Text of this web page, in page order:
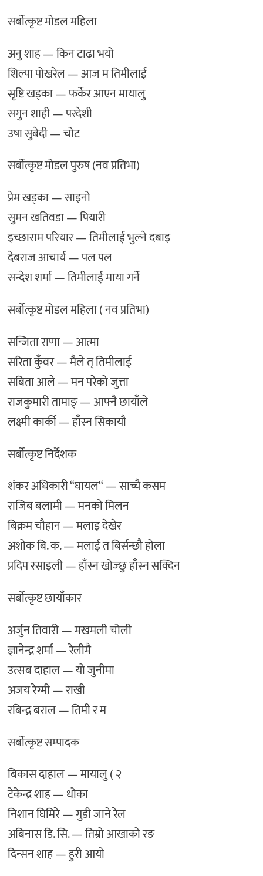
सर्बोत्कृष्ट मोडल महिला
अनु शाह — किन टाढा भयो
शिल्पा पोखरेल — आज म तिमीलाई
सृष्टि खड्का — फर्केर आएन मायालु
सगुन शाही — परदेशी
उषा सुबेदी — चोट
सर्बोत्कृष्ट मोडल पुरुष (नव प्रतिभा)
प्रेम खड्का — साइनो
सुमन खतिवडा — पियारी
इच्छाराम परियार — तिमीलाई भुल्ने दबाइ
देबराज आचार्य — पल पल
सन्देश शर्मा — तिमीलाई माया गर्ने
सर्बोत्कृष्ट मोडल महिला ( नव प्रतिभा)
सन्जिता राणा — आत्मा
सरिता कुँवर — मैले त् तिमीलाई
सबिता आले — मन परेको जुत्ता
राजकुमारी तामाङ् — आफ्नै छायाँले
लक्ष्मी कार्की — हाँस्न सिकायौ
सर्बोत्कृष्ट निर्देशक
शंकर अधिकारी “घायल“ — साच्चै कसम
राजिब बलामी — मनको मिलन
बिक्रम चौहान — मलाइ देखेर
अशोक बि. क. — मलाई त बिर्सन्छौ होला
प्रदिप रसाइली — हाँस्न खोज्छु हाँस्न सक्दिन
सर्बोत्कृष्ट छायाँकार
अर्जुन तिवारी — मखमली चोली
ज्ञानेन्द्र शर्मा — रेलीमै
उत्सब दाहाल — यो जुनीमा
अजय रेग्मी — राखी
रबिन्द्र बराल — तिमी र म
सर्बोत्कृष्ट सम्पादक
बिकास दाहाल — मायालु ( २
टेकेन्द्र शाह — धोका
निशान घिमिरे — गुडी जाने रेल
अबिनास डि. सि. — तिम्रो आखाको रङ
दिन्सन शाह — हुरी आयो